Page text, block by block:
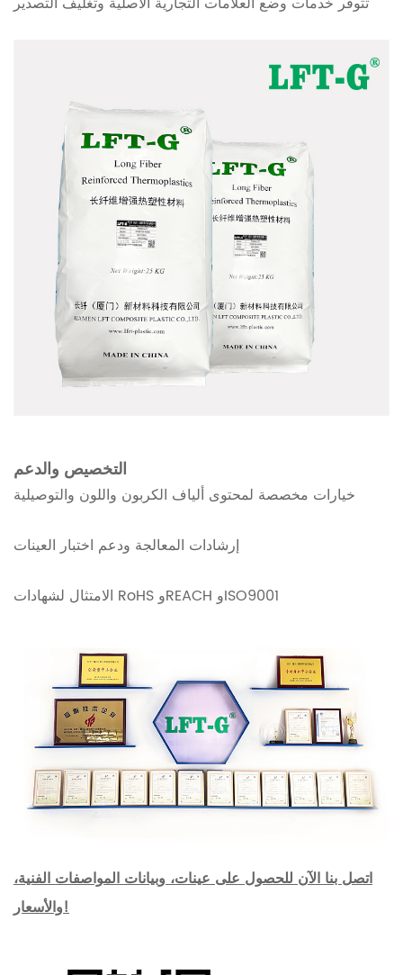
التخصيص والدعم
خيارات مخصصة لمحتوى ألياف الكربون واللون والتوصيلية
إرشادات المعالجة ودعم اختبار العينات
الامتثال لشهادات RoHS وREACH وISO9001
اتصل بنا الآن للحصول على عينات، وبيانات المواصفات الفنية،
والأسعار!